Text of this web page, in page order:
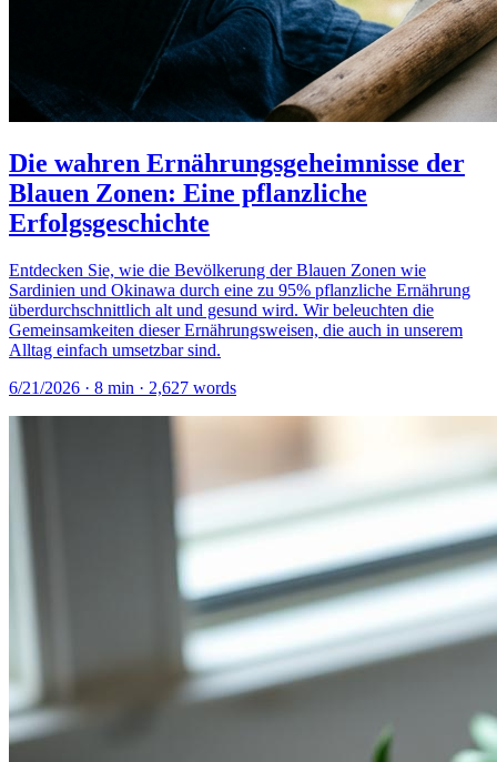
Die wahren Ernährungsgeheimnisse der
Blauen Zonen: Eine pflanzliche
Erfolgsgeschichte
Entdecken Sie, wie die Bevölkerung der Blauen Zonen wie
Sardinien und Okinawa durch eine zu 95% pflanzliche Ernährung
überdurchschnittlich alt und gesund wird. Wir beleuchten die
Gemeinsamkeiten dieser Ernährungsweisen, die auch in unserem
Alltag einfach umsetzbar sind.
6/21/2026 · 8 min · 2,627 words